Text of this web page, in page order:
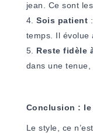
jean. Ce sont
Sois patient
temps. Il évolue
Reste fidèle
dans une tenue,
Conclusion : le
Le style, ce